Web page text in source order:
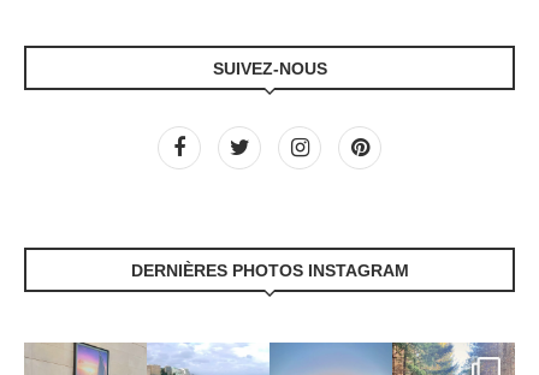
SUIVEZ-NOUS
DERNIÈRES PHOTOS INSTAGRAM